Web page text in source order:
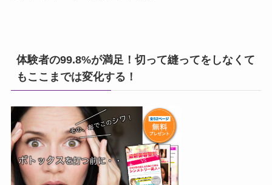
体験者の99.8%が満足！切って縫ってをしなくて
もここまでは変化する！